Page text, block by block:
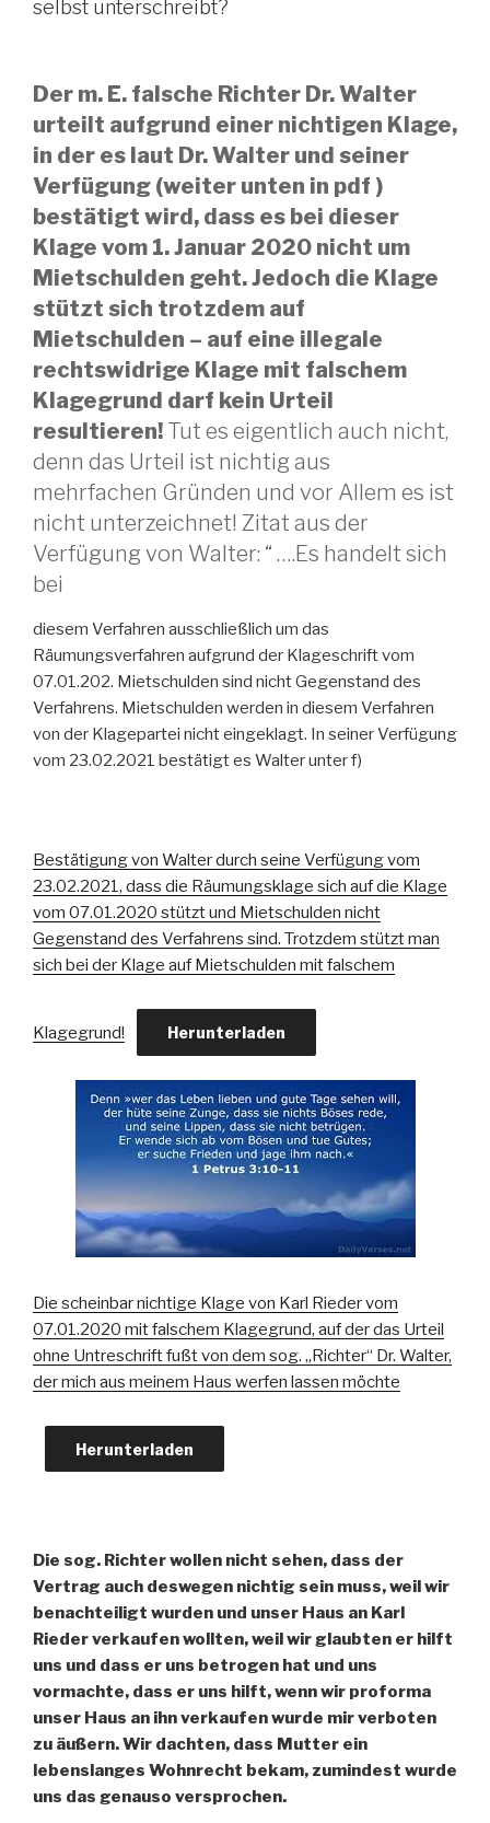
selbst unterschreibt?
Der m. E. falsche Richter Dr. Walter
urteilt aufgrund einer nichtigen Klage,
in der es laut Dr. Walter und seiner
Verfügung (weiter unten in pdf )
bestätigt wird, dass es bei dieser
Klage vom 1. Januar 2020 nicht um
Mietschulden geht. Jedoch die Klage
stützt sich trotzdem auf
Mietschulden – auf eine illegale
rechtswidrige Klage mit falschem
Klagegrund darf kein Urteil
resultieren! Tut es eigentlich auch nicht,
denn das Urteil ist nichtig aus
mehrfachen Gründen und vor Allem es ist
nicht unterzeichnet! Zitat aus der
Verfügung von Walter: “ ….Es handelt sich
bei
diesem Verfahren ausschließlich um das
Räumungsverfahren aufgrund der Klageschrift vom
07.01.202. Mietschulden sind nicht Gegenstand des
Verfahrens. Mietschulden werden in diesem Verfahren
von der Klagepartei nicht eingeklagt. In seiner Verfügung
vom 23.02.2021 bestätigt es Walter unter f)
Bestätigung von Walter durch seine Verfügung vom
23.02.2021, dass die Räumungsklage sich auf die Klage
vom 07.01.2020 stützt und Mietschulden nicht
Gegenstand des Verfahrens sind. Trotzdem stützt man
sich bei der Klage auf Mietschulden mit falschem
Klagegrund! Herunterladen
Die scheinbar nichtige Klage von Karl Rieder vom
07.01.2020 mit falschem Klagegrund, auf der das Urteil
ohne Untreschrift fußt von dem sog. „Richter“ Dr. Walter,
der mich aus meinem Haus werfen lassen möchte
Herunterladen
Die sog. Richter wollen nicht sehen, dass der
Vertrag auch deswegen nichtig sein muss, weil wir
benachteiligt wurden und unser Haus an Karl
Rieder verkaufen wollten, weil wir glaubten er hilft
uns und dass er uns betrogen hat und uns
vormachte, dass er uns hilft, wenn wir proforma
unser Haus an ihn verkaufen wurde mir verboten
zu äußern. Wir dachten, dass Mutter ein
lebenslanges Wohnrecht bekam, zumindest wurde
uns das genauso versprochen.